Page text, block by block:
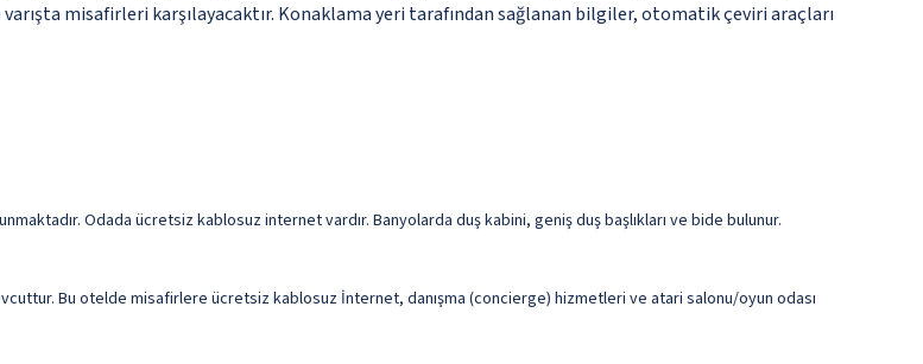
misafirleri karşılayacaktır. Konaklama yeri tarafından sağlanan bilgiler, otomatik çeviri araçları
Odada ücretsiz kablosuz internet vardır. Banyolarda duş kabini, geniş duş başlıkları ve bide bulunur.
Bu otelde misafirlere ücretsiz kablosuz İnternet, danışma (concierge) hizmetleri ve atari salonu/oyun odası